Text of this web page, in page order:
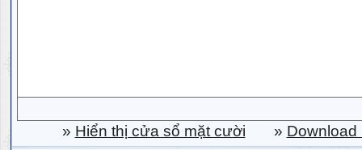
» Hiển thị cửa sổ mặt cười » Download